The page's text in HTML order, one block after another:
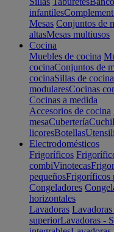
infantiles
Mesas Conjuntos de
altasMesas multiusos
Cocina
Muebles de cocina
cocinaConjuntos de
cocinaSillas de cocina
modularesCocinas
Cocinas a medida
Accesorios de cocina
mesaCubertería
licoresBotellas
Electrodomésticos
Frigoríficos
combiVinotecas
pequeñosFrigoríficos
Congeladores
horizontales
Lavadoras
superiorLavadoras -